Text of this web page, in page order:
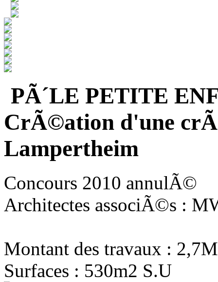
PÃ´LE PETITE
CrÃ©ation d'une
Lampertheim
Concours 2010 annulÃ©
Architectes associÃ©s :
Montant des travaux :
Surfaces : 530m2 S.U